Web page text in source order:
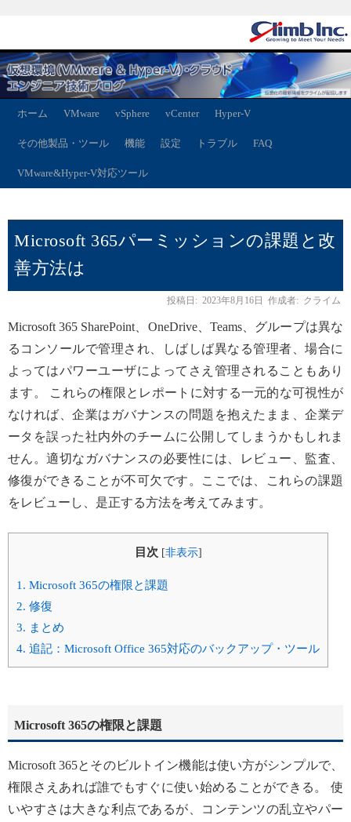
ホーム VMware vSphere vCenter Hyper-V
その他製品・ツール 機能 設定 トラブル FAQ
VMware&Hyper-V対応ツール
Microsoft 365パーミッションの課題と改
善方法は
投稿日: 2023年8月16日 作成者: クライム
Microsoft 365 SharePoint、OneDrive、Teams、グループは異な
るコンソールで管理され、しばしば異なる管理者、場合に
よってはパワーユーザによってさえ管理されることもあり
ます。 これらの権限とレポートに対する一元的な可視性が
なければ、企業はガバナンスの問題を抱えたまま、企業デ
ータを誤った社内外のチームに公開してしまうかもしれま
せん。適切なガバナンスの必要性には、レビュー、監査、
修復ができることが不可欠です。ここでは、これらの課題
をレビューし、是正する方法を考えてみます。
目次 [非表示]
1. Microsoft 365の権限と課題
2. 修復
3. まとめ
4. 追記：Microsoft Office 365対応のバックアップ・ツール
Microsoft 365の権限と課題
Microsoft 365とそのビルトイン機能は使い方がシンプルで、
権限さえあれば誰でもすぐに使い始めることができる。 使
いやすさは大きな利点であるが、コンテンツの乱立やパー